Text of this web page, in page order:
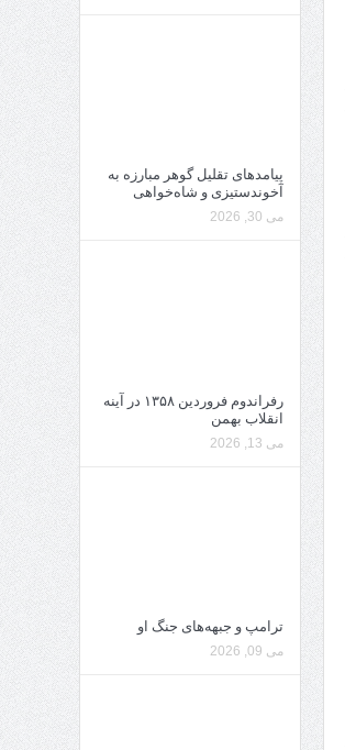
پیامدهای تقلیل گوهر مبارزه به
آخوندستیزی و شاه‌خواهی
می 30, 2026
رفراندوم فروردین ۱۳۵۸ در آینه
انقلاب بهمن
می 13, 2026
ترامپ و جبهه‌های جنگ او
می 09, 2026